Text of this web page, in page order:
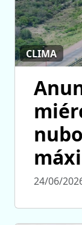
CLIMA
24/06/